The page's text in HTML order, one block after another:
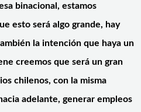
binacional, estamos
esto será algo grande, hay
la intención que haya un
creemos que será un gran
chilenos, con la misma
adelante, generar empleos